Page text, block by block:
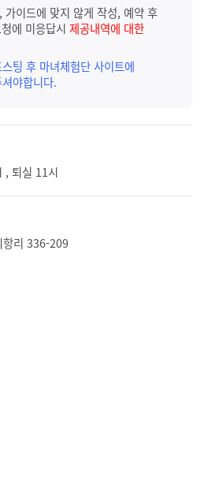
이드에 맞지 않게 작성, 예약 후
에 미응답시 제공내역에 대한
팅 후 마녀체험단 사이트에
야합니다.
, 퇴실 11시
항리 336-209